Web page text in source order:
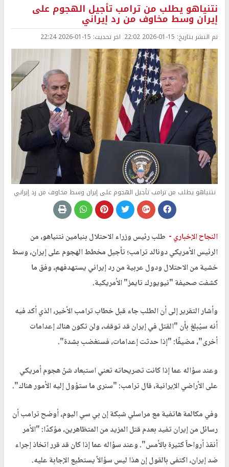
نتنياهو يطلب من ترامب تأجيل الهجوم على
إيران وسط مخاوف من رد إيراني
تم النشر بتاريخ: 2026-01-15 22:02 اخر تحديث: 2026-01-15 22:24
نتنياهو يطلب من ترامب تأجيل الهجوم على إيران وسط مخاوف من رد إيراني
النجاح الإخباري - طلب رئيس وزراء الاحتلال بنيامين نتنياهو، من
الرئيس الأمريكي دونالد ترامب؛ تأجيل مخطط الهجوم على إيران، وسط
خشية من الاحتلال ودول عربية من رد إيراني يستهدفهم، وفق ما
كشفت صحيفة "نيويورك تايمز" الأمريكية.
وأشار التقرير إلى أن الطلب جاء قبل خطاب ترامب الأخير، الذي أكد فيه
أنه سيُبلغ بأن "القتل في إيران قد توقف، ولن تكون هناك إعدامات
أخرى"، مضيفًا: "إذا حدثت إعدامات، فسنغضب بشدة".
وعند سؤاله عما إذا كانت تصريحاته تعني استبعاد شنّ هجوم أمريكي
على الأراضي الإيرانية، قال ترامب: "سنرى ما ستؤول إليه الأمور هناك".
وفي مكالمة هاتفية مع مراسلي شبكة إن بي سي اليوم، أوضح ترامب أن
رسائل من إيران تفيد بعدم قتل المزيد من المتظاهرين، مؤكدًا: "الأمر
أنقذ أرواحاً كثيرة بالأمس". وعند سؤاله عما إذا كان قد قرر اتخاذ إجراء
ضد إيران، اكتفى بالقول إن هذا ليس سؤالاً يستطيع الإجابة عليه.